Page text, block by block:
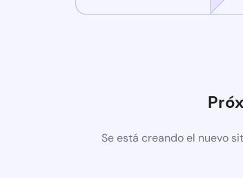
Se está creando el nuevo